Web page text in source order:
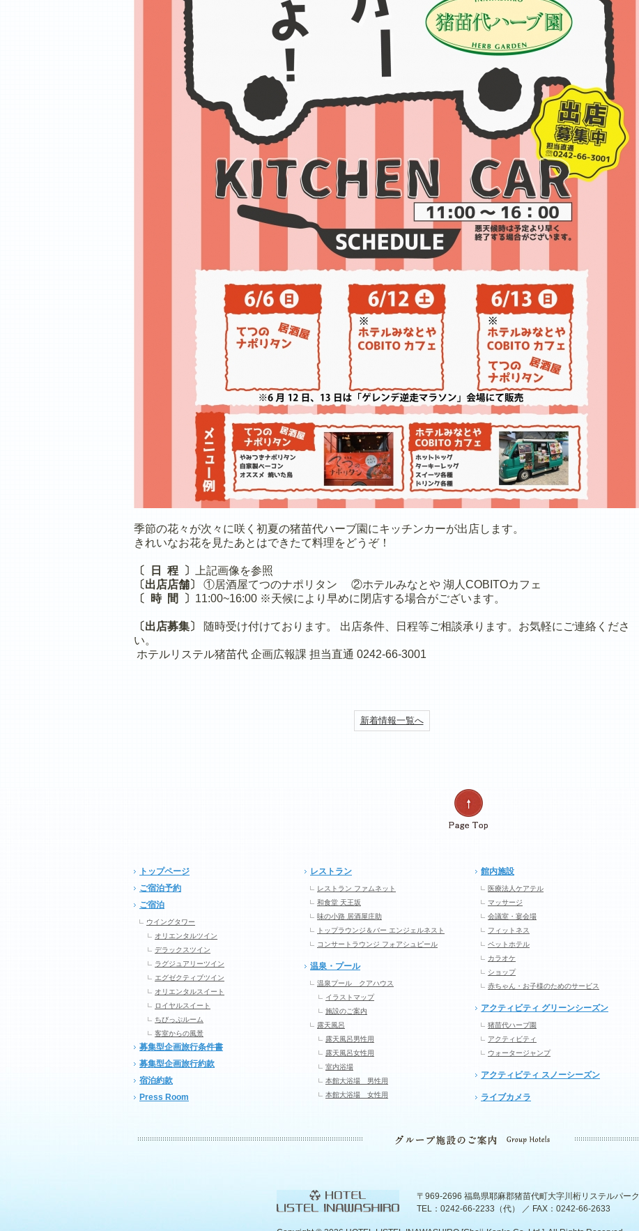
季節の花々が次々に咲く初夏の猪苗代ハーブ園にキッチンカーが出店します。
きれいなお花を見たあとはできたて料理をどうぞ！
〔 日 程 〕
上記画像を参照
〔出店店舗〕
①居酒屋てつのナポリタン ②ホテルみなとや 湖人COBITOカフェ
〔 時 間 〕 11:00~16:00 ※天候により早めに閉店する場合がございます。
〔出店募集〕
随時受け付けております。 出店条件、日程等ご相談承ります。お気軽にご連絡くださ
い。
ホテルリステル猪苗代 企画広報課 担当直通 0242-66-3001
新着情報一覧へ
トップページ
ご宿泊予約
ご宿泊
ウイングタワー
オリエンタルツイン
デラックスツイン
ラグジュアリーツイン
エグゼクティブツイン
オリエンタルスイート
ロイヤルスイート
ちびっぷルーム
客室からの風景
募集型企画旅行条件書
募集型企画旅行約款
宿泊約款
Press Room
レストラン
レストラン ファムネット
和食堂 天王坂
味の小路 居酒屋庄助
トップラウンジ＆バー エンジェルネスト
コンサートラウンジ フォアシュピール
温泉・プール
温泉プール クアハウス
イラストマップ
施設のご案内
露天風呂
露天風呂男性用
露天風呂女性用
室内浴場
本館大浴場 男性用
本館大浴場 女性用
館内施設
医療法人ケアテル
マッサージ
会議室・宴会場
フィットネス
ペットホテル
カラオケ
ショップ
赤ちゃん・お子様のためのサービス
アクティビティ グリーンシーズン
猪苗代ハーブ園
アクティビティ
ウォータージャンプ
アクティビティ スノーシーズン
ライブカメラ
〒969-2696 福島県耶麻郡猪苗代町大字川桁リステルパーク
TEL：0242-66-2233（代） ／ FAX：0242-66-2633